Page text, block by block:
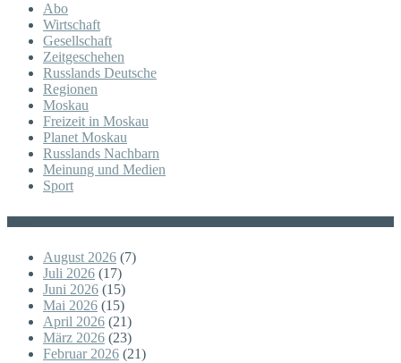
Abo
Wirtschaft
Gesellschaft
Zeitgeschehen
Russlands Deutsche
Regionen
Moskau
Freizeit in Moskau
Planet Moskau
Russlands Nachbarn
Meinung und Medien
Sport
August 2026 (7)
Juli 2026 (17)
Juni 2026 (15)
Mai 2026 (15)
April 2026 (21)
März 2026 (23)
Februar 2026 (21)